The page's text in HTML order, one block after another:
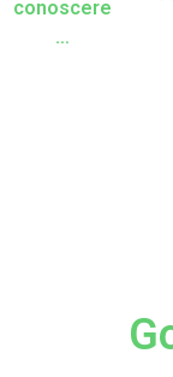
conoscere
…